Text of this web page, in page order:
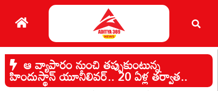
ఆ వ్యాపారం నుంచి తప్పుకుంటున్న
హిందుస్థాన్ యూనీలివర్.. 20 ఏళ్ల తర్వాత..